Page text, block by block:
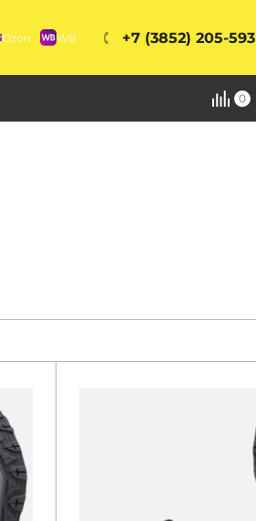
Ozon WB +7 (3852) 205-593
0